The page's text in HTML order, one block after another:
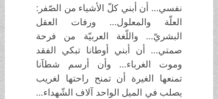
نفسي... أن أبني كلّ الأشياء من الصّفر:
العلّة والمعلول... ورفات العقل
البشريّ... واللّغة العربيّة من فرحة
صمتي... أن أبني أوطانا تبكي الفقد
وموت الغرباء... وأن أرسم شطآنا
تمنعها الغيرة أن تمنح راحتها لغريب
يصلب في الميل الواحد آلاف الشّهداء...